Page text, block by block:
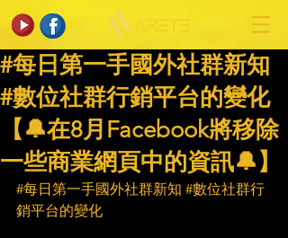
#每日第一手國外社群新知
#數位社群行銷平台的變化
【🔔在8月Facebook將移除
一些商業網頁中的資訊🔔】
#每日第一手國外社群新知 #數位社群行
銷平台的變化